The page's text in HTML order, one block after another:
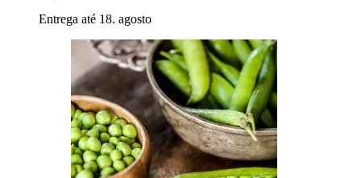
Entrega até 18. agosto